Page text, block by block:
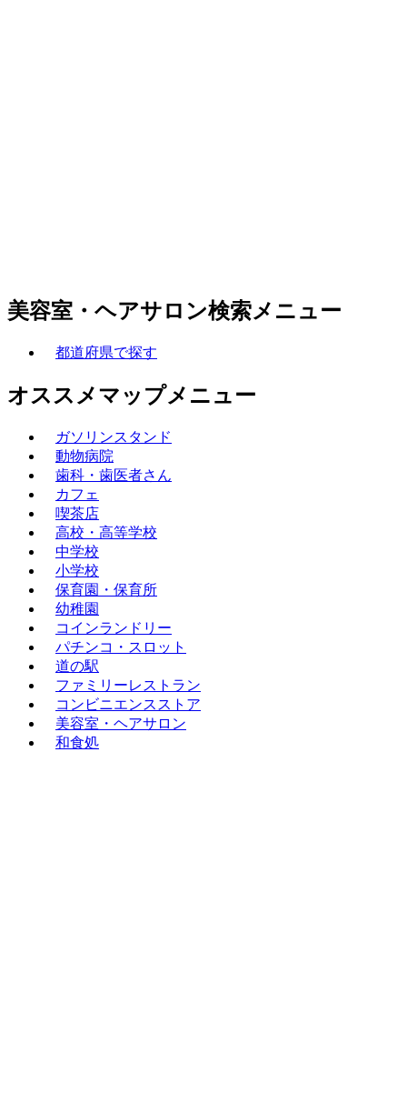
美容室・ヘアサロン検索メニュー
都道府県で探す
オススメマップメニュー
ガソリンスタンド
動物病院
歯科・歯医者さん
カフェ
喫茶店
高校・高等学校
中学校
小学校
保育園・保育所
幼稚園
コインランドリー
パチンコ・スロット
道の駅
ファミリーレストラン
コンビニエンスストア
美容室・ヘアサロン
和食処